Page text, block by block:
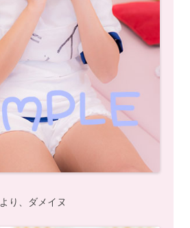
より、ダメイヌ